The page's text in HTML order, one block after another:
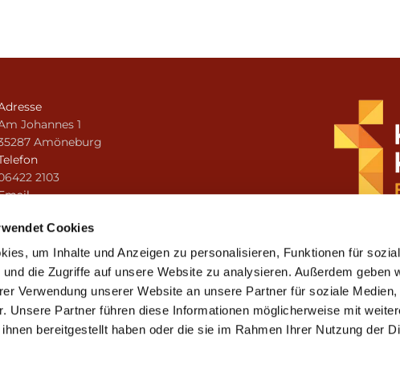
Cookies
um Inhalte und Anzeigen zu personalisieren, Funktionen für
die Zugriffe auf unsere Website zu analysieren. Außerdem geben
Verwendung unserer Website an unsere Partner für soziale Medien,
Unsere Partner führen diese Informationen möglicherweise mit
bereitgestellt haben oder die sie im Rahmen Ihrer Nutzung der
Johannes 1
Amöneburg
2103
Impressum Datenschutzerklärung ChurchDesk-